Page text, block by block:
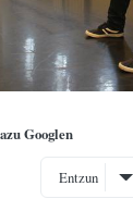
Googlen
Entzun